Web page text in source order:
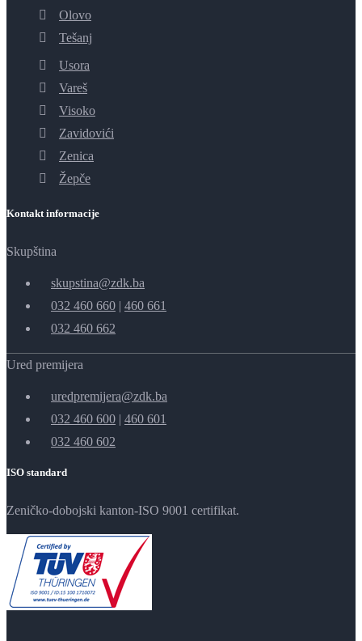
Olovo
Tešanj
Usora
Vareš
Visoko
Zavidovići
Zenica
Žepče
Kontakt informacije
Skupština
skupstina@zdk.ba
032 460 660 | 460 661
032 460 662
Ured premijera
uredpremijera@zdk.ba
032 460 600 | 460 601
032 460 602
ISO standard
Zeničko-dobojski kanton-ISO 9001 certifikat.